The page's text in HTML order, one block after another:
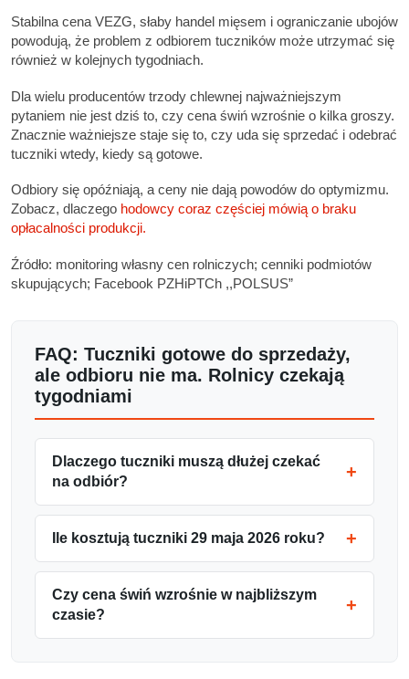
Stabilna cena VEZG, słaby handel mięsem i ograniczanie ubojów
powodują, że problem z odbiorem tuczników może utrzymać się
również w kolejnych tygodniach.
Dla wielu producentów trzody chlewnej najważniejszym
pytaniem nie jest dziś to, czy cena świń wzrośnie o kilka groszy.
Znacznie ważniejsze staje się to, czy uda się sprzedać i odebrać
tuczniki wtedy, kiedy są gotowe.
Odbiory się opóźniają, a ceny nie dają powodów do optymizmu.
Zobacz, dlaczego hodowcy coraz częściej mówią o braku
opłacalności produkcji.
Źródło: monitoring własny cen rolniczych; cenniki podmiotów
skupujących; Facebook PZHiPTCh ,,POLSUS”
FAQ: Tuczniki gotowe do sprzedaży,
ale odbioru nie ma. Rolnicy czekają
tygodniami
Dlaczego tuczniki muszą dłużej czekać
na odbiór?
Ile kosztują tuczniki 29 maja 2026 roku?
Czy cena świń wzrośnie w najbliższym
czasie?